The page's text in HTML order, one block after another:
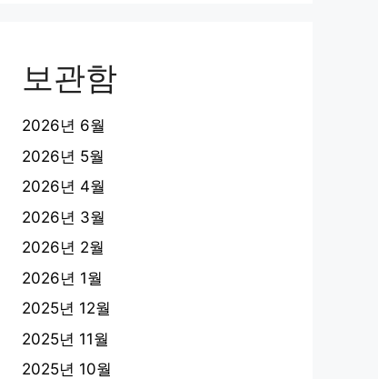
보관함
2026년 6월
2026년 5월
2026년 4월
2026년 3월
2026년 2월
2026년 1월
2025년 12월
2025년 11월
2025년 10월